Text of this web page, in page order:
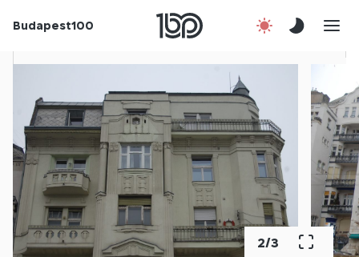
Budapest100
Csatlakozz!
Kapcsolat
En
2/3